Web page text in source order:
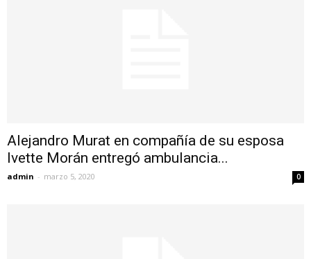
Alejandro Murat en compañía de su esposa
Ivette Morán entregó ambulancia...
admin - marzo 5, 2020 0